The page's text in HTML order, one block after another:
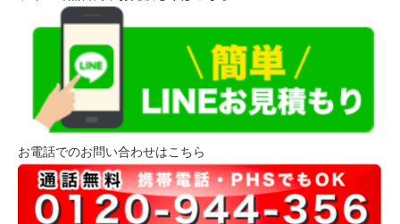
お電話でのお問い合わせはこちら